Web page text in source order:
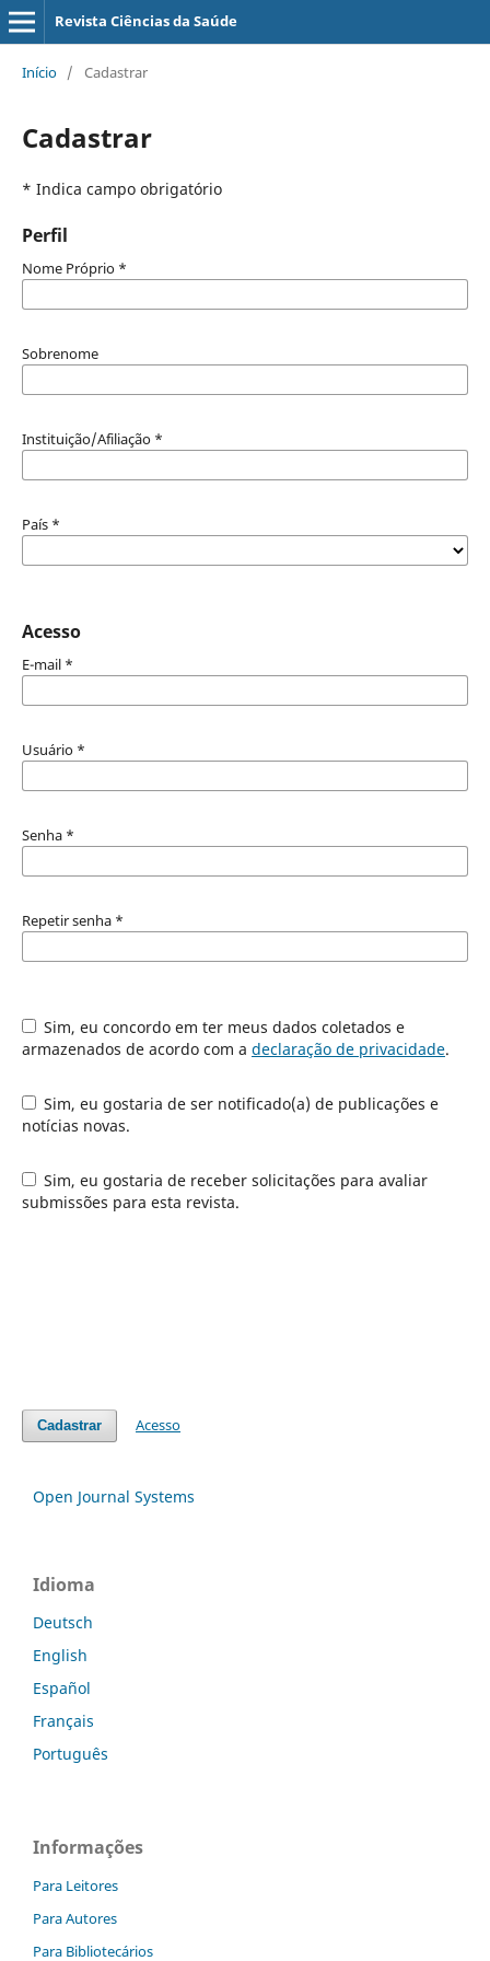
Revista Ciências da Saúde
Início / Cadastrar
Cadastrar
* Indica campo obrigatório
Perfil
Nome Próprio *
Sobrenome
Instituição/Afiliação *
País *
Acesso
E-mail *
Usuário *
Senha *
Repetir senha *
Sim, eu concordo em ter meus dados coletados e
armazenados de acordo com a declaração de privacidade.
Sim, eu gostaria de ser notificado(a) de publicações e
notícias novas.
Sim, eu gostaria de receber solicitações para avaliar
submissões para esta revista.
Cadastrar Acesso
Open Journal Systems
Idioma
Deutsch
English
Español
Français
Português
Informações
Para Leitores
Para Autores
Para Bibliotecários